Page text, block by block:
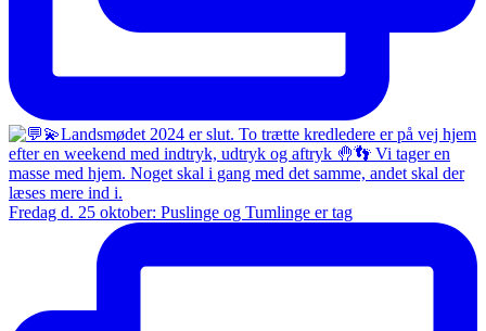
Fredag d. 25 oktober: Puslinge og Tumlinge er tag